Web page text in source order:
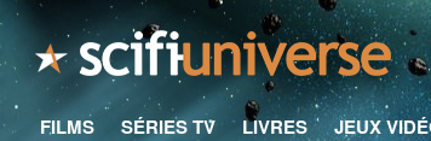
FILMS SÉRIES TV LIVRES JEUX